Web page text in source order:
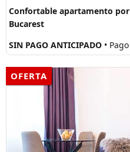
Confortable apartamento
Bucarest
SIN PAGO ANTICIPADO •
OFERTA